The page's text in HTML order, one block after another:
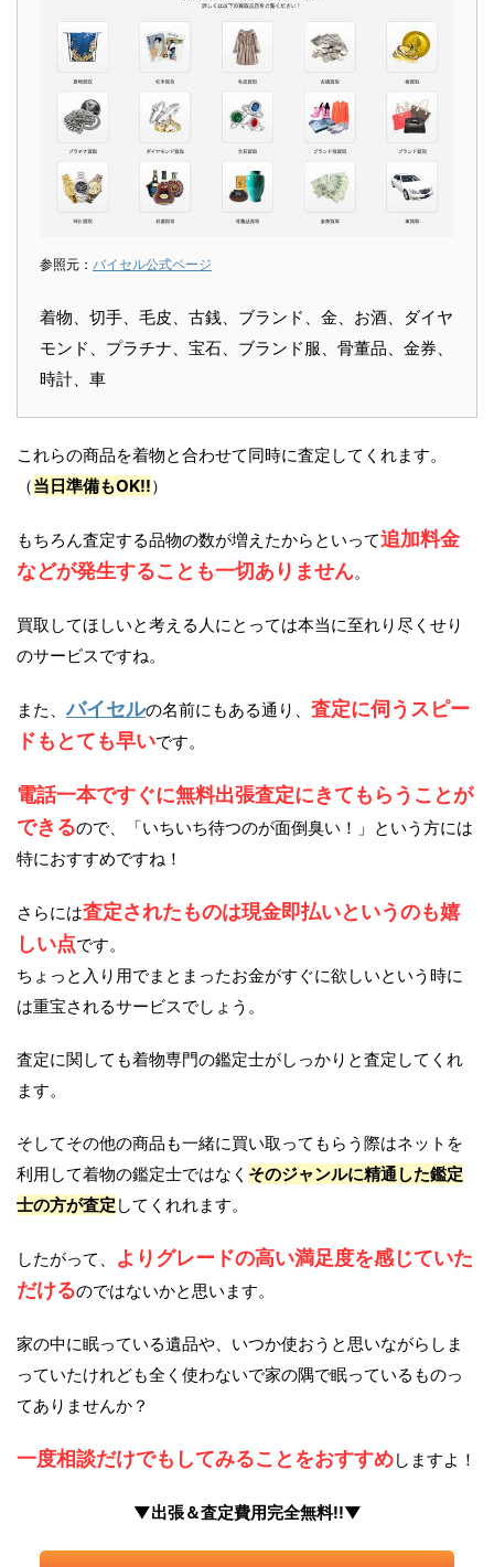
参照元： バイセル公式ページ
着物、切手、毛皮、古銭、ブランド、金、お酒、ダイヤ
モンド、プラチナ、宝石、ブランド服、骨董品、金券、
時計、車
これらの商品を着物と合わせて同時に査定してくれます。
（当日準備もOK!!）
もちろん査定する品物の数が増えたからといって追加料金
などが発生することも一切ありません。
買取してほしいと考える人にとっては本当に至れり尽くせり
のサービスですね。
また、バイセルの名前にもある通り、 査定に伺うスピー
ドもとても早いです。
電話一本ですぐに無料出張査定にきてもらうことが
できるので、「いちいち待つのが面倒臭い！」という方には
特におすすめですね！
さらには査定されたものは現金即払いというのも嬉
しい点です。
ちょっと入り用でまとまったお金がすぐに欲しいという時に
は重宝されるサービスでしょう。
査定に関しても着物専門の鑑定士がしっかりと査定してくれ
ます。
そしてその他の商品も一緒に買い取ってもらう際はネットを
利用して着物の鑑定士ではなく そのジャンルに精通した鑑定
士の方が査定 してくれれます。
したがって、
よりグレードの高い満足度を感じていた
だけるのではないかと思います。
家の中に眠っている遺品や、いつか使おうと思いながらしま
っていたけれども全く使わないで家の隅で眠っているものっ
てありませんか？
一度相談だけでもしてみることをおすすめしますよ！
▼出張＆査定費用完全無料!!▼